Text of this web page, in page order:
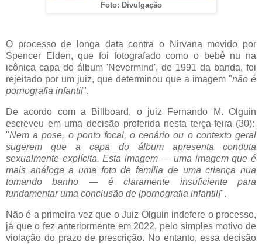
Foto: Divulgação
O processo de longa data contra o Nirvana movido por
Spencer
Elden, que foi fotografado como o bebê nu na
icônica capa do álbum 'Nevermind', de 1991 da banda, foi
rejeitado por um juiz, que determinou que a imagem "não é
pornografia infantil".
De acordo com a Billboard, o juiz Fernando M. Olguin
escreveu em uma decisão proferida nesta terça-feira (30):
"Nem a pose, o ponto focal, o cenário ou o contexto geral
sugerem que a capa do álbum apresenta conduta
sexualmente explícita. Esta imagem — uma imagem que é
mais análoga a uma foto de família de uma criança nua
tomando banho —é claramente insuficiente para
fundamentar uma conclusão de [pornografia infantil]".
Não é a primeira vez que o Juiz Olguin indefere o processo,
já que o fez anteriormente em 2022, pelo simples motivo de
violação do prazo de prescrição. No entanto, essa decisão